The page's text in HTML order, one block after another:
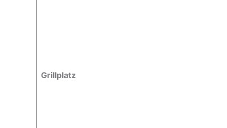
Grillplatz